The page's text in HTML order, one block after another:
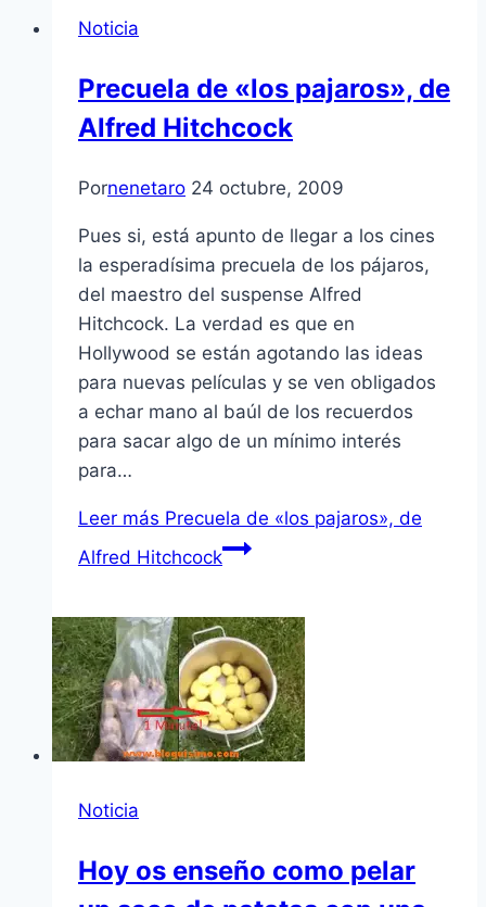
Noticia
Precuela de «los pajaros», de
Alfred Hitchcock
Pornenetaro 24 octubre, 2009
Pues si, está apunto de llegar a los cines
la esperadí­sima precuela de los pájaros,
del maestro del suspense Alfred
Hitchcock. La verdad es que en
Hollywood se están agotando las ideas
para nuevas pelí­culas y se ven obligados
a echar mano al baúl de los recuerdos
para sacar algo de un mí­nimo interés
para…
Leer más Precuela de «los pajaros», de
Alfred Hitchcock
Noticia
Hoy os enseño como pelar